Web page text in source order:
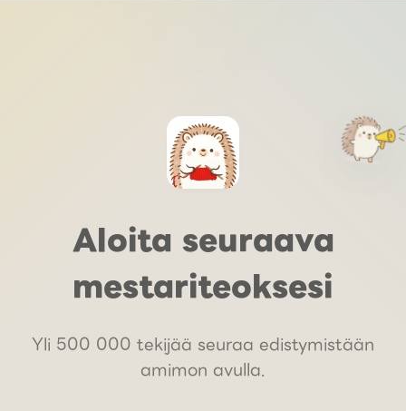
Aloita seuraava
mestariteoksesi
Yli 500 000 tekijää seuraa edistymistään
amimon avulla.